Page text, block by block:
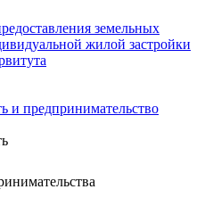
земельных
жилой застройки
и предпринимательство